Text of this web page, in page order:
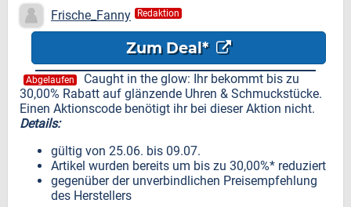
Schmuckstücke
Frische_Fanny Redaktion
Zum Deal*
Abgelaufen
Caught in the glow: Ihr bekommt bis zu
30,00% Rabatt auf glänzende Uhren & Schmuckstücke.
Einen Aktionscode benötigt ihr bei dieser Aktion nicht.
Details:
gültig von 25.06. bis 09.07.
Artikel wurden bereits um bis zu 30,00%* reduziert
gegenüber der unverbindlichen Preisempfehlung
des Herstellers